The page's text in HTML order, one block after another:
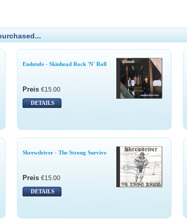
Endstufe - Skinhead Rock 'N' Roll
Preis €15.00
DETAILS
Skrewdriver - The Strong Survive
Preis €15.00
DETAILS